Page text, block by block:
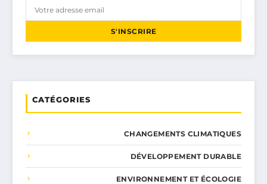
S'INSCRIRE
CATÉGORIES
CHANGEMENTS CLIMATIQUES
DÉVELOPPEMENT DURABLE
ENVIRONNEMENT ET ÉCOLOGIE